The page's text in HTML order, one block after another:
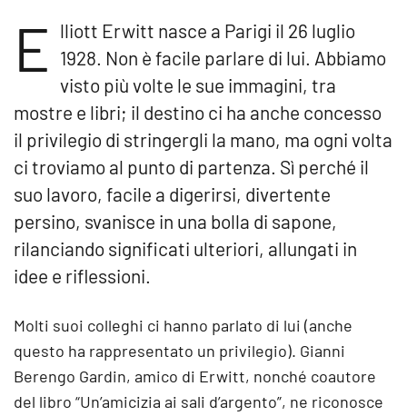
E lliott Erwitt nasce a Parigi il 26 luglio
1928. Non è facile parlare di lui. Abbiamo
visto più volte le sue immagini, tra
mostre e libri; il destino ci ha anche concesso
il privilegio di stringergli la mano, ma ogni volta
ci troviamo al punto di partenza. Sì perché il
suo lavoro, facile a digerirsi, divertente
persino, svanisce in una bolla di sapone,
rilanciando significati ulteriori, allungati in
idee e riflessioni.
Molti suoi colleghi ci hanno parlato di lui (anche
questo ha rappresentato un privilegio). Gianni
Berengo Gardin, amico di Erwitt, nonché coautore
del libro “Un’amicizia ai sali d’argento”, ne riconosce